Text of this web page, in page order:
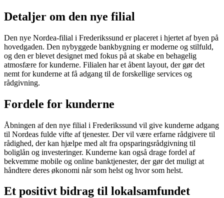
Detaljer om den nye filial
Den nye Nordea-filial i Frederikssund er placeret i hjertet af byen på
hovedgaden. Den nybyggede bankbygning er moderne og stilfuld,
og den er blevet designet med fokus på at skabe en behagelig
atmosfære for kunderne. Filialen har et åbent layout, der gør det
nemt for kunderne at få adgang til de forskellige services og
rådgivning.
Fordele for kunderne
Åbningen af den nye filial i Frederikssund vil give kunderne adgang
til Nordeas fulde vifte af tjenester. Der vil være erfarne rådgivere til
rådighed, der kan hjælpe med alt fra opsparingsrådgivning til
boliglån og investeringer. Kunderne kan også drage fordel af
bekvemme mobile og online banktjenester, der gør det muligt at
håndtere deres økonomi når som helst og hvor som helst.
Et positivt bidrag til lokalsamfundet